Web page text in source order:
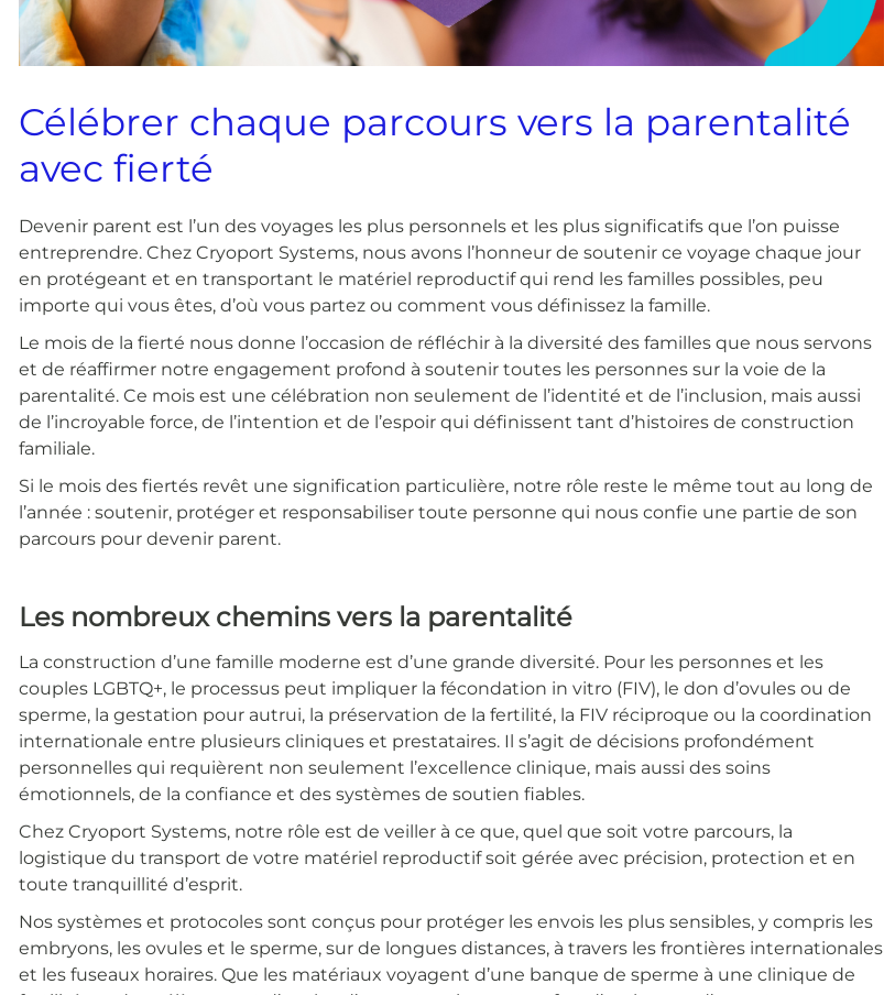
Célébrer chaque parcours vers la parentalité
avec fierté
Devenir parent est l’un des voyages les plus personnels et les plus significatifs que l’on puisse
entreprendre. Chez Cryoport Systems, nous avons l’honneur de soutenir ce voyage chaque jour
en protégeant et en transportant le matériel reproductif qui rend les familles possibles, peu
importe qui vous êtes, d’où vous partez ou comment vous définissez la famille.
Le mois de la fierté nous donne l’occasion de réfléchir à la diversité des familles que nous servons
et de réaffirmer notre engagement profond à soutenir toutes les personnes sur la voie de la
parentalité. Ce mois est une célébration non seulement de l’identité et de l’inclusion, mais aussi
de l’incroyable force, de l’intention et de l’espoir qui définissent tant d’histoires de construction
familiale.
Si le mois des fiertés revêt une signification particulière, notre rôle reste le même tout au long de
l’année : soutenir, protéger et responsabiliser toute personne qui nous confie une partie de son
parcours pour devenir parent.
Les nombreux chemins vers la parentalité
La construction d’une famille moderne est d’une grande diversité. Pour les personnes et les
couples LGBTQ+, le processus peut impliquer la fécondation in vitro (FIV), le don d’ovules ou de
sperme, la gestation pour autrui, la préservation de la fertilité, la FIV réciproque ou la coordination
internationale entre plusieurs cliniques et prestataires. Il s’agit de décisions profondément
personnelles qui requièrent non seulement l’excellence clinique, mais aussi des soins
émotionnels, de la confiance et des systèmes de soutien fiables.
Chez Cryoport Systems, notre rôle est de veiller à ce que, quel que soit votre parcours, la
logistique du transport de votre matériel reproductif soit gérée avec précision, protection et en
toute tranquillité d’esprit.
Nos systèmes et protocoles sont conçus pour protéger les envois les plus sensibles, y compris les
embryons, les ovules et le sperme, sur de longues distances, à travers les frontières internationales
et les fuseaux horaires. Que les matériaux voyagent d’une banque de sperme à une clinique de